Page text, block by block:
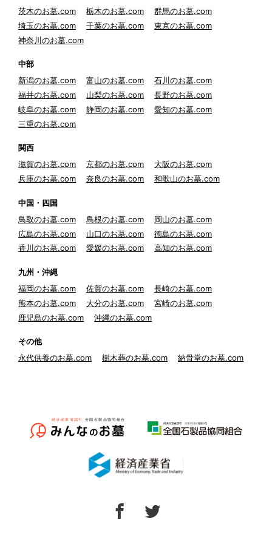
茨木のお墓.com
栃木のお墓.com
群馬のお墓.com
埼玉のお墓.com
千葉のお墓.com
東京のお墓.com
神奈川のお墓.com
中部
新潟のお墓.com
富山のお墓.com
石川のお墓.com
福井のお墓.com
山梨のお墓.com
長野のお墓.com
岐阜のお墓.com
静岡のお墓.com
愛知のお墓.com
三重のお墓.com
関西
滋賀のお墓.com
京都のお墓.com
大阪のお墓.com
兵庫のお墓.com
奈良のお墓.com 和歌山のお墓.com
中国・四国
鳥取のお墓.com
島根のお墓.com
岡山のお墓.com
広島のお墓.com
山口のお墓.com
徳島のお墓.com
香川のお墓.com
愛媛のお墓.com 高知のお墓.com
九州・沖縄
福岡のお墓.com
佐賀のお墓.com
長崎のお墓.com
熊本のお墓.com
大分のお墓.com
宮崎のお墓.com
鹿児島のお墓.com
沖縄のお墓.com
その他
永代供養のお墓.com
樹木葬のお墓.com 納骨堂のお墓.com